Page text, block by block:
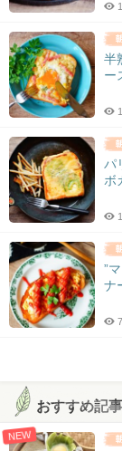
半
ー
パ
ボ
”
ナ
おすすめ記事
NEW